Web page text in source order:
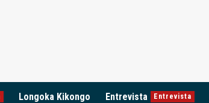
Longoka Kikongo Entrevista Entrevista